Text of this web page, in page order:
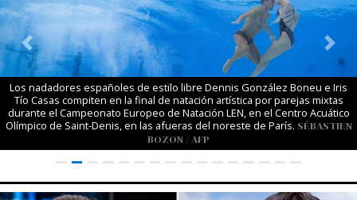
Los nadadores españoles de estilo libre Dennis González Boneu e Iris
Tío Casas compiten en la final de natación artística por parejas mixtas
durante el Campeonato Europeo de Natación LEN, en el Centro Acuático
Olímpico de Saint-Denis, en las afueras del noreste de París. SÉBASTIEN
BOZON / AFP
Previous Next